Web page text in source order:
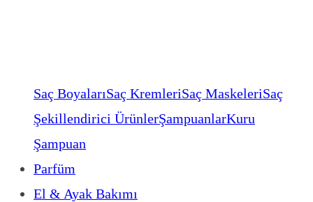
Saç BoyalarıSaç KremleriSaç MaskeleriSaç
Şekillendirici ÜrünlerŞampuanlarKuru
Şampuan
Parfüm
El & Ayak Bakımı